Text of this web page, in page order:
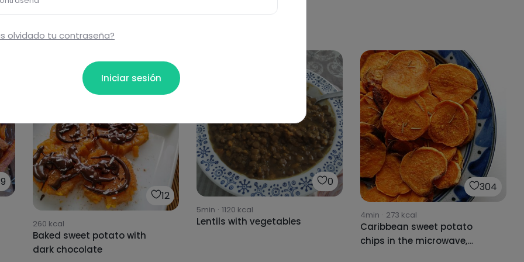
12
260 kcal
Baked sweet potato with
dark chocolate
0
5min · 1120 kcal
Lentils with vegetables
304
4min · 273 kcal
Caribbean sweet potato
chips in the microwave,
olvidado tu contraseña?
Iniciar sesión